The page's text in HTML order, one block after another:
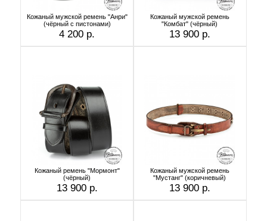
Кожаный мужской ремень "Анри"
(чёрный с пистонами)
4 200 р.
Кожаный мужской ремень
"Комбат" (чёрный)
13 900 р.
Кожаный ремень "Мормонт"
(чёрный)
13 900 р.
Кожаный мужской ремень
"Мустанг" (коричневый)
13 900 р.